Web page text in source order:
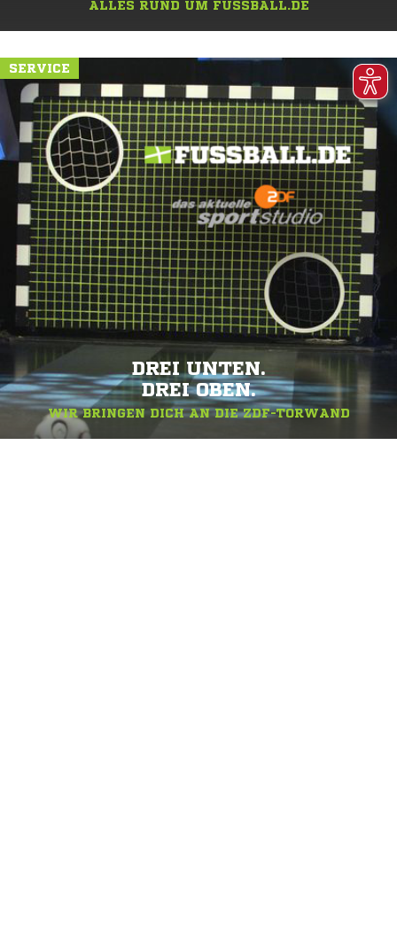
ALLES RUND UM FUSSBALL.DE
SERVICE
DREI UNTEN.
DREI OBEN.
WIR BRINGEN DICH AN DIE ZDF-TORWAND